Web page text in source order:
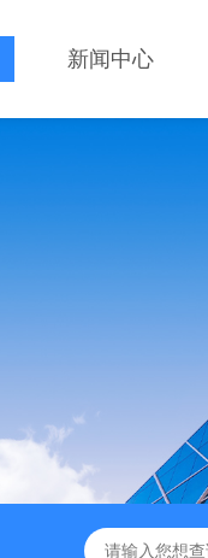
新闻中心
WS-2000水分测出厂